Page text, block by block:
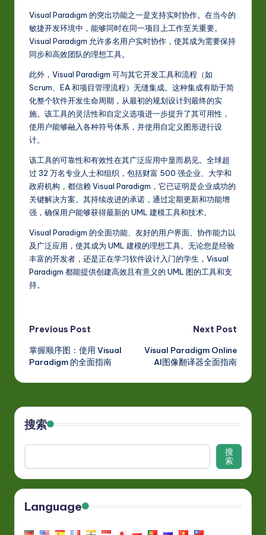
Visual Paradigm 的突出功能之一是支持实时协作。在当今的
敏捷开发环境中，能够同时在同一项目上工作至关重要。
Visual Paradigm 允许多名用户实时协作，使其成为需要保持
同步和高效团队的理想工具。
此外，Visual Paradigm 可与其它开发工具和流程（如
Scrum、EA 和项目管理流程）无缝集成。这种集成有助于简
化整个软件开发生命周期，从最初的规划设计到最终的实
施。该工具的灵活性和自定义选项进一步提升了其可用性，
使用户能够融入各种符号体系，并使用自定义图形进行设
计。
该工具的可靠性和有效性在其广泛应用中显而易见。全球超
过 32 万名专业人士和组织，包括财富 500 强企业、大学和
政府机构，都信赖 Visual Paradigm，它已证明是企业成功的
关键解决方案。其持续改进的承诺，通过定期更新和功能增
强，确保用户能够获得最新的 UML 建模工具和技术。
Visual Paradigm 的全面功能、友好的用户界面、协作能力以
及广泛应用，使其成为 UML 建模的理想工具。无论您是经验
丰富的开发者，还是正在学习软件设计入门的学生，Visual
Paradigm 都能提供创建高效且有意义的 UML 图的工具和支
持。
Post
navigation
Previous Post
掌握顺序图：使用 Visual
Paradigm 的全面指南
Next Post
Visual Paradigm Online
AI图像翻译器全面指南
搜索
搜
索
Language